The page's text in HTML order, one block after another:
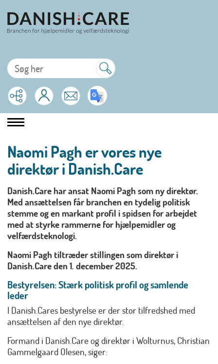
Naomi Pagh er vores nye
direktør i Danish.Care
Danish.Care har ansat Naomi Pagh som ny direktør.
Med ansættelsen får branchen en tydelig politisk
stemme og en markant profil i spidsen for arbejdet
med at styrke rammerne for hjælpemidler og
velfærdsteknologi.
Naomi Pagh tiltræder stillingen som direktør i
Danish.Care den 1. december 2025.
Bestyrelsen: Stærk politisk profil og samlende
leder
I Danish.Cares bestyrelse er der stor tilfredshed med
ansættelsen af den nye direktør.
Formand i Danish.Care og direktør i Wolturnus, Christian
Gammelgaard Olesen, siger: